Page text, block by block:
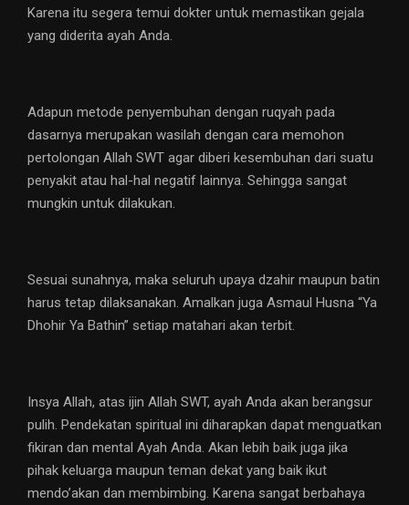
Karena itu segera temui dokter untuk memastikan gejala
yang diderita ayah Anda.
Adapun metode penyembuhan dengan ruqyah pada
dasarnya merupakan wasilah dengan cara memohon
pertolongan Allah SWT agar diberi kesembuhan dari suatu
penyakit atau hal-hal negatif lainnya. Sehingga sangat
mungkin untuk dilakukan.
Sesuai sunahnya, maka seluruh upaya dzahir maupun batin
harus tetap dilaksanakan. Amalkan juga Asmaul Husna “Ya
Dhohir Ya Bathin” setiap matahari akan terbit.
Insya Allah, atas ijin Allah SWT, ayah Anda akan berangsur
pulih. Pendekatan spiritual ini diharapkan dapat menguatkan
fikiran dan mental Ayah Anda. Akan lebih baik juga jika
pihak keluarga maupun teman dekat yang baik ikut
mendo’akan dan membimbing. Karena sangat berbahaya